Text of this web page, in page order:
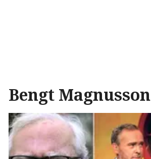
Bengt Magnusson